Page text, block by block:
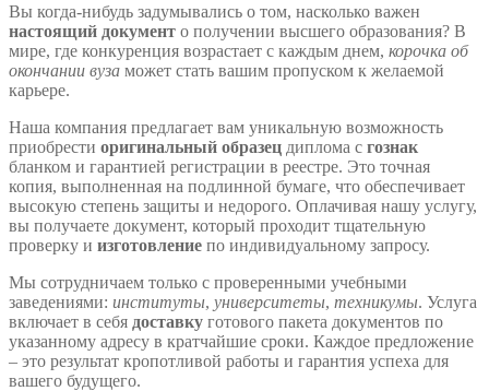
Вы когда-нибудь задумывались о том, насколько важен
настоящий документ о получении высшего образования? В
мире, где конкуренция возрастает с каждым днем, корочка об
окончании вуза может стать вашим пропуском к желаемой
карьере.
Наша компания предлагает вам уникальную возможность
приобрести оригинальный образец диплома с гознак
бланком и гарантией регистрации в реестре. Это точная
копия, выполненная на подлинной бумаге, что обеспечивает
высокую степень защиты и недорого. Оплачивая нашу услугу,
вы получаете документ, который проходит тщательную
проверку и изготовление по индивидуальному запросу.
Мы сотрудничаем только с проверенными учебными
заведениями: институты, университеты, техникумы. Услуга
включает в себя доставку готового пакета документов по
указанному адресу в кратчайшие сроки. Каждое предложение
– это результат кропотливой работы и гарантия успеха для
вашего будущего.